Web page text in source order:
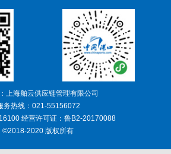
上海舶云供应链管理有限公司
务热线：021-55156072
经营许可证：鲁B2-20170088
©2018-2020 版权所有